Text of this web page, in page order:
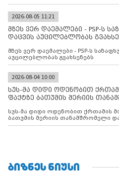
2026-08-05 11:21
მზეს ვერ დაემალები - PSP-ს
დაცვის აუცილებლობას
მზეს ვერ დაემალები - PSP-ს
აუცილებლობას გვახსენებს
2026-08-04 10:00
სუს-მა დიდი ოდენობით
ფაქტზე ბათუმის მერიის
სუს-მა დიდი ოდენობით ქრთამის მოთხოვნისა და აღების ფაქტზე
ბათუმის მერიის თანამშრომელი
ᲑᲘᲖᲜᲔᲡ ᲜᲘᲣᲡᲘ